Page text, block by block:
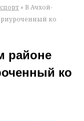
» В Ачхой-
ко
районе
ко